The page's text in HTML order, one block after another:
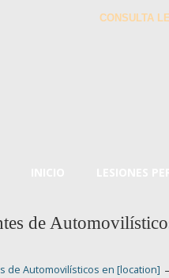
CONSULTA
de
de Automovilísticos en [location]